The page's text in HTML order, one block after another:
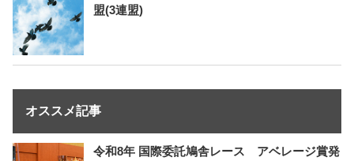
盟(3連盟)
オススメ記事
令和8年 国際委託鳩舎レース アベレージ賞発